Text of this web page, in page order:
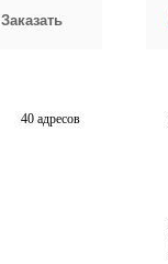
Заказать
40 адресов